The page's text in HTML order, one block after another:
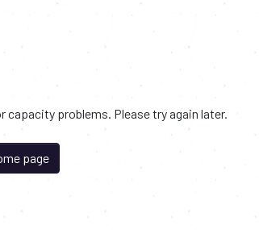
problems. Please try again later.
page